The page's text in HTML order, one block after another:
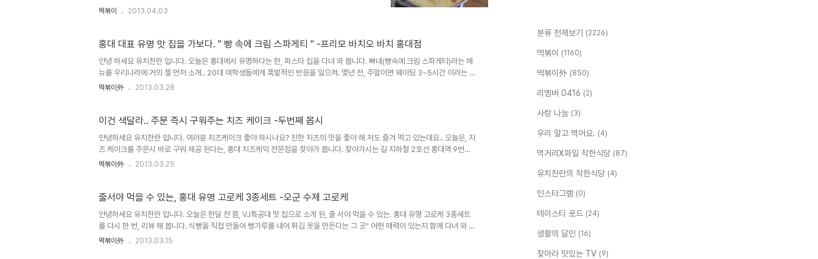
를 위해 외식사업을 하는, 남편이 떡볶이집을 차려 주었다고 알려져 있는....!! 사실!! 임신과
떡볶이 2013.04.03
홍대 대표 유명 맛 집을 가보다. " 빵 속에 크림 스파게티 " -프리모 바치오 바치 홍대점
안녕 하세요 유치찬란 입니다. 오늘은 홍대에서 유명하다는 한, 파스타 집을 다녀 와 봅니다. 빠네(빵속에 크림 스파게티)라는 메
뉴를 우리나라에 거의 젤 먼저 소개.. 20대 여학생들에게 폭발적인 반응을 일으켜. 몇년 전, 주말이면 웨이팅 3~5시간 이라는 믿
기 힘든, 엄청난 기다림이 필요..
떡볶이外 2013.03.28
이건 색달라.. 주문 즉시 구워주는 치즈 케이크 -두번째 몹시
안녕하세요 유치찬란 입니다. 여러분 치즈케이크 좋아 하시나요? 진한 치즈의 맛을 좋아 해 저도 즐겨 먹고 있는데요.. 오늘은, 치
즈 케이크를 주문시 바로 구워 제공 된다는, 홍대 치즈케익 전문점을 찾아가 봅니다. 찾아가시는 길 지하철 2호선 홍대역 9번출
구 골목 안으로 직진" 사거리..
떡볶이外 2013.03.25
줄서야 먹을 수 있는, 홍대 유명 고로케 3종세트 -오군 수제 고로케
안녕하세요 유치찬란 입니다. 오늘은 한달 전 쯤, VJ특공대 맛 집으로 소개 된, 줄 서야 먹을 수 있는. 홍대 유명 고로케 3종세트
를 다시 한 번, 리뷰 해 봅니다. 식빵을 직접 만들어 빵가루를 내어 튀김 옷을 만든다는 그 곳" 어떤 매력이 있는지 함께 다녀 와 볼
까요? ^^ 찾아가시는 길 지하..
떡볶이外 2013.03.15
분류 전체보기 (2226)
떡볶이 (1160)
떡볶이外 (850)
리멤버 0416 (2)
사랑 나눔 (3)
우리 알고 먹어요. (4)
먹거리X파일 착한식당 (87)
유치찬란의 착한식당 (4)
인스타그램 (0)
테이스티 로드 (24)
생활의 달인 (16)
찾아라 맛있는 TV (9)